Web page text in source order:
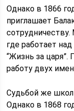
Однако в 1866
приглашает
где работает
“Жизнь за царя”.
работу двух
Судьбой же
Однако в 1868